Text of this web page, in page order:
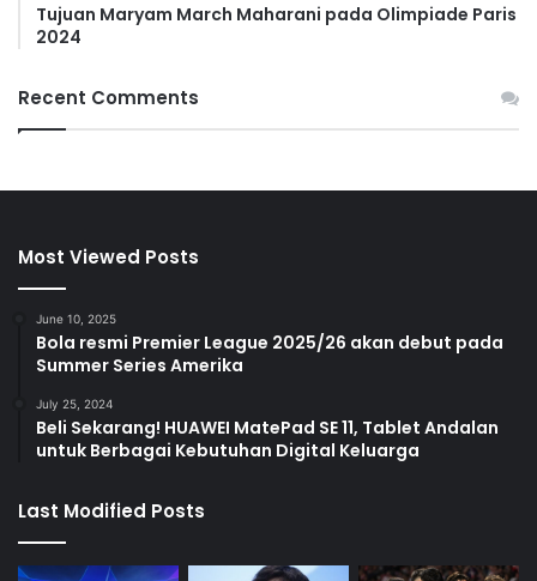
Tujuan Maryam March Maharani pada Olimpiade Paris
2024
Recent Comments
Most Viewed Posts
June 10, 2025
Bola resmi Premier League 2025/26 akan debut pada
Summer Series Amerika
July 25, 2024
Beli Sekarang! HUAWEI MatePad SE 11, Tablet Andalan
untuk Berbagai Kebutuhan Digital Keluarga
Last Modified Posts